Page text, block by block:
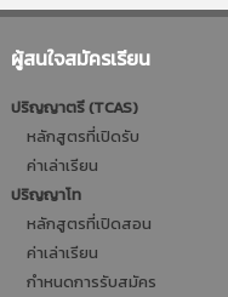
ผู้สนใจสมัครเรียน
ปริญญาตรี (TCAS)
หลักสูตรที่เปิดรับ
ค่าเล่าเรียน
ปริญญาโท
หลักสูตรที่เปิดสอน
ค่าเล่าเรียน
กำหนดการรับสมัคร